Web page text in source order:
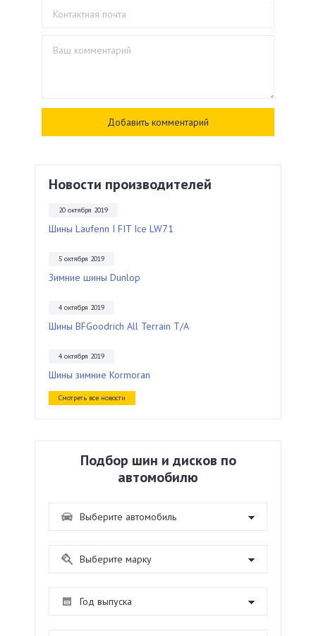
Новости производителей
20 октября 2019
Шины Laufenn I FIT Ice LW71
5 октября 2019
Зимние шины Dunlop
4 октября 2019
Шины BFGoodrich All Terrain T/A
4 октября 2019
Шины зимние Kormoran
Смотреть все новости
Подбор шин и дисков по
автомобилю